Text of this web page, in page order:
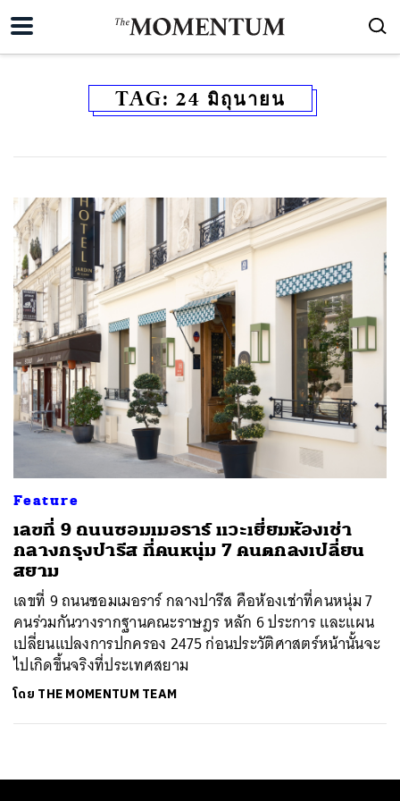
TAG: 24 มิถุนายน
Feature
เลขที่ 9 ถนนซอมเมอราร์ แวะเยี่ยมห้องเช่า
กลางกรุงปารีส ที่คนหนุ่ม 7 คนตกลงเปลี่ยน
สยาม
เลขที่ 9 ถนนซอมเมอราร์ กลางปารีส คือห้องเช่าที่คนหนุ่ม 7
คนร่วมกันวางรากฐานคณะราษฎร หลัก 6 ประการ และแผน
เปลี่ยนแปลงการปกครอง 2475 ก่อนประวัติศาสตร์หน้านั้นจะ
ไปเกิดขึ้นจริงที่ประเทศสยาม
โดย THE MOMENTUM TEAM
SHARE TWEET LINE EMAIL